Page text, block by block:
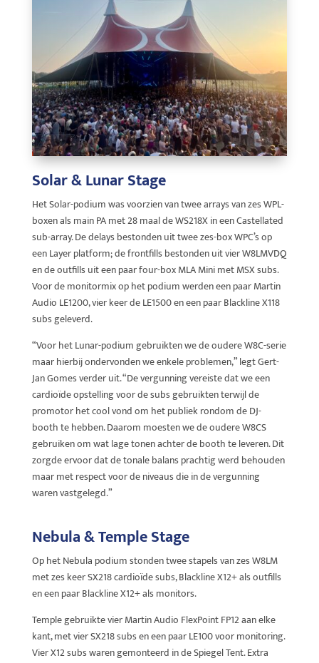
Solar & Lunar Stage
Het Solar-podium was voorzien van twee arrays van zes WPL-
boxen als main PA met 28 maal de WS218X in een Castellated
sub-array. De delays bestonden uit twee zes-box WPC’s op
een Layer platform; de frontfills bestonden uit vier W8LMVDQ
en de outfills uit een paar four-box MLA Mini met MSX subs.
Voor de monitormix op het podium werden een paar Martin
Audio LE1200, vier keer de LE1500 en een paar Blackline X118
subs geleverd.
“Voor het Lunar-podium gebruikten we de oudere W8C-serie
maar hierbij ondervonden we enkele problemen,” legt Gert-
Jan Gomes verder uit. “De vergunning vereiste dat we een
cardioïde opstelling voor de subs gebruikten terwijl de
promotor het cool vond om het publiek rondom de DJ-
booth te hebben. Daarom moesten we de oudere W8CS
gebruiken om wat lage tonen achter de booth te leveren. Dit
zorgde ervoor dat de tonale balans prachtig werd behouden
maar met respect voor de niveaus die in de vergunning
waren vastgelegd.”
Nebula & Temple Stage
Op het Nebula podium stonden twee stapels van zes W8LM
met zes keer SX218 cardioïde subs, Blackline X12+ als outfills
en een paar Blackline X12+ als monitors.
Temple gebruikte vier Martin Audio FlexPoint FP12 aan elke
kant, met vier SX218 subs en een paar LE100 voor monitoring.
Vier X12 subs waren gemonteerd in de Spiegel Tent. Extra